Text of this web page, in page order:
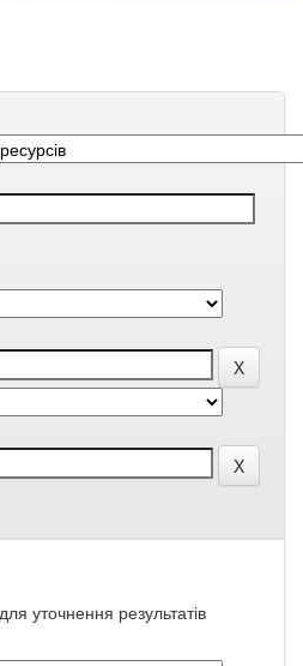
уточнення результатів